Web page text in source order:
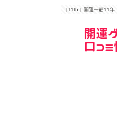
［11th］開運一筋11